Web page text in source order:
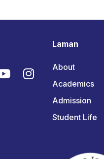
Laman
About
Academics
Admission
Student Life